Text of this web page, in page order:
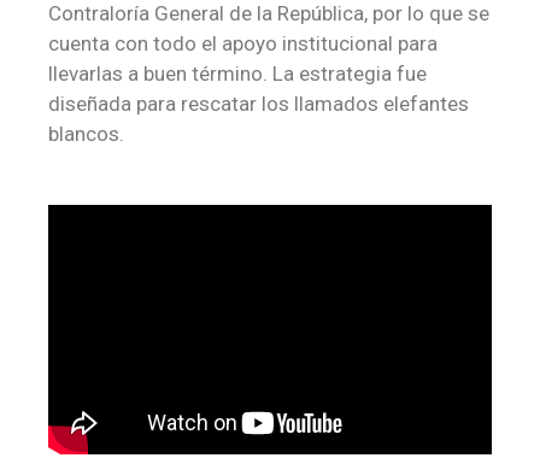
Contraloría General de la República, por lo que se
cuenta con todo el apoyo institucional para
llevarlas a buen término. La estrategia fue
diseñada para rescatar los llamados elefantes
blancos.